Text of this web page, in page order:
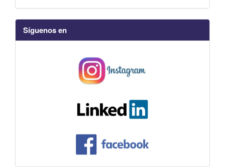
Síguenos en